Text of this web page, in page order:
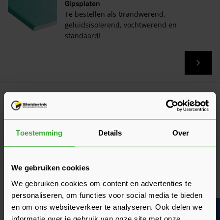
Toestemming Details Over
We gebruiken cookies
We gebruiken cookies om content en advertenties te
personaliseren, om functies voor social media te bieden
en om ons websiteverkeer te analyseren. Ook delen we
informatie over je gebruik van onze site met onze
Gipsplaten
Te bestellen als brandwerend,
geluidsisolerend, vochtwerend en
standaard!
Boorpunt Verzinkt - Doos à 1000 stuks
Nu19,93per doos
In
Nu59,08per stuk